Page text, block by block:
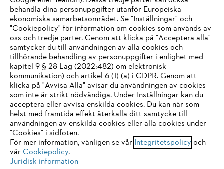
STIHL FAQ
Service
Allmänna villkor och bestämmelser
Integritetspolicy
Juridisk information
IHR BROWSER WIRD NICHT
UNTERSTÜTZT
Sie nutzen einen Browser, den wir noch nicht unterstützen. Für
eine optimale Nutzung unserer Seite empfehlen wir Ihnen, zu
einem der folgenden Browser zu wechseln:
behandla dina personuppgifter utanför Europeiska
ekonomiska samarbetsområdet. Se "Inställningar" och
"Cookiepolicy" för information om cookies som används av
oss och tredje parter. Genom att klicka på "Acceptera alla"
samtycker du till användningen av alla cookies och
tillhörande behandling av personuppgifter i enlighet med
kapitel 9 § 28 Lag (2022:482) om elektronisk
kommunikation) och artikel 6 (1) (a) i GDPR. Genom att
klicka på "Avvisa Alla" avisar du användningen av cookies
som inte är strikt nödvändiga. Under Inställningar kan du
acceptera eller avvisa enskilda cookies. Du kan när som
helst med framtida effekt återkalla ditt samtycke till
användningen av enskilda cookies eller alla cookies under
"Cookies" i sidfoten.
För mer information, vänligen se vår Integritetspolicy och
vår Cookiepolicy.
Juridisk information